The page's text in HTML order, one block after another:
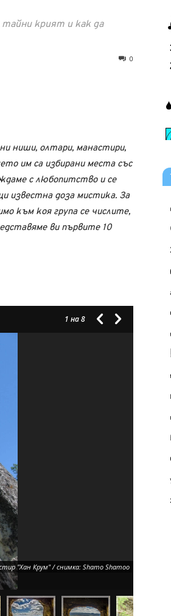
крият и как да
0
ниши, олтари, манастири,
им са избирани места със
с любопитство и се
известна доза мистика. За
към коя група се числите,
ви първите 10
1 на 8
"Хан Крум" / снимка: Shamo Shamoo